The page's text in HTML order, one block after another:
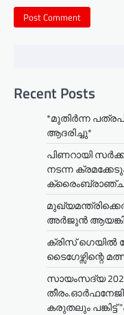
Recent Posts
*മുതിർന്ന
ആദരിച്ചു*
പിണറായി
നടന്ന
ക്രൈംബ്രാഞ്ച്
അർജുൻ
ക്രിസ് ഗെയിൽ
ടൈഗേഴ്സിന്റെ
സായംസദ്യ
കരുതലും പങ്കിട്ട്